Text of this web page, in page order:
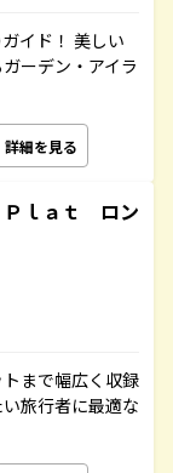
イド！ 美しい
ーデン・アイラ
詳細を見る
ｌａｔ ロン
まで幅広く収録
旅行者に最適な